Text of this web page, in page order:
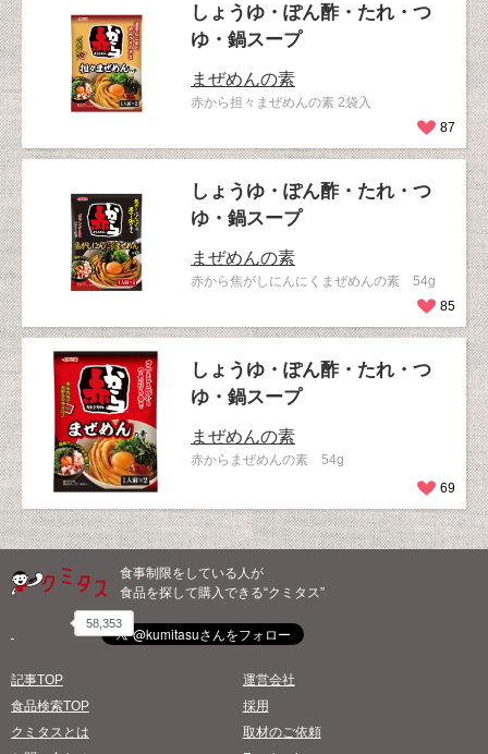
しょうゆ・ぽん酢・たれ・つ
ゆ・鍋スープ
まぜめんの素
赤から担々まぜめんの素 2袋入
87
しょうゆ・ぽん酢・たれ・つ
ゆ・鍋スープ
まぜめんの素
赤から焦がしにんにくまぜめんの素 54g
85
しょうゆ・ぽん酢・たれ・つ
ゆ・鍋スープ
まぜめんの素
赤からまぜめんの素 54g
69
食事制限をしている人が
食品を探して購入できる“クミタス”
58,353
記事TOP
食品検索TOP
クミタスとは
運営会社
採用
取材のご依頼